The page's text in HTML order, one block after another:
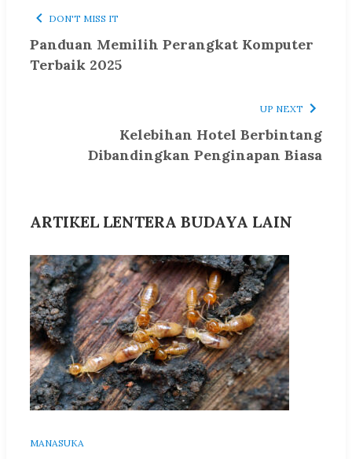
DON'T MISS IT
Panduan Memilih Perangkat Komputer
Terbaik 2025
UP NEXT
Kelebihan Hotel Berbintang
Dibandingkan Penginapan Biasa
ARTIKEL LENTERA BUDAYA LAIN
MANASUKA